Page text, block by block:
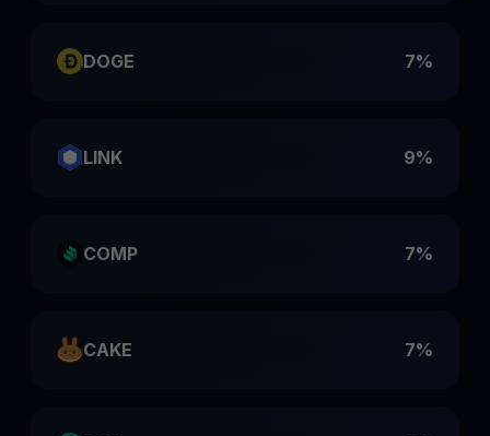
DOGE 7%
LINK 9%
COMP 7%
CAKE 7%